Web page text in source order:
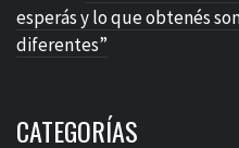
esperás y lo que obtenés
diferentes”
CATEGORÍAS